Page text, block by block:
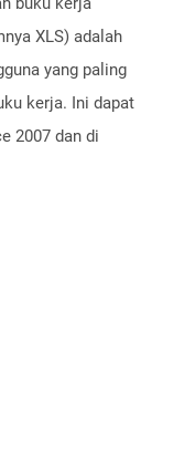
XLS) adalah
yang paling
kerja. Ini dapat
2007 dan di